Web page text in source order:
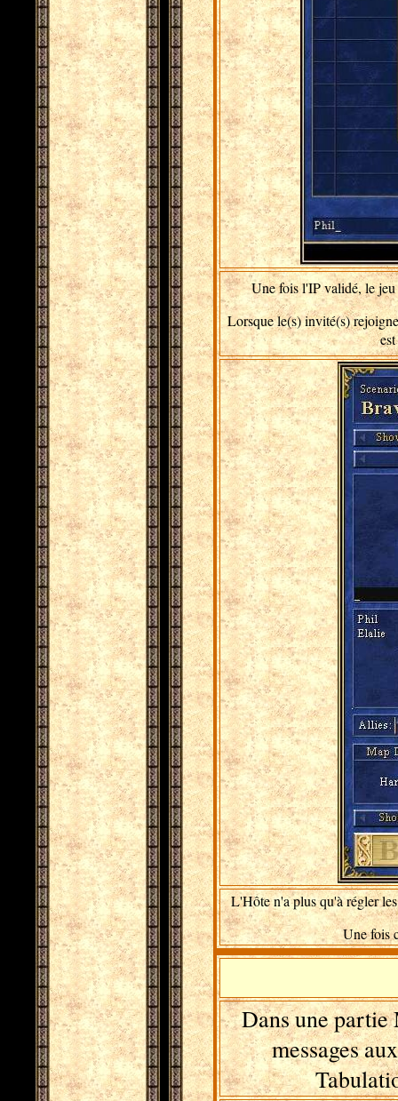
Une fois l'IP validé, le jeu
Lorsque le(s) invité(s)
L'Hôte n'a plus qu'à régler
Une fois
Dans une partie
messages